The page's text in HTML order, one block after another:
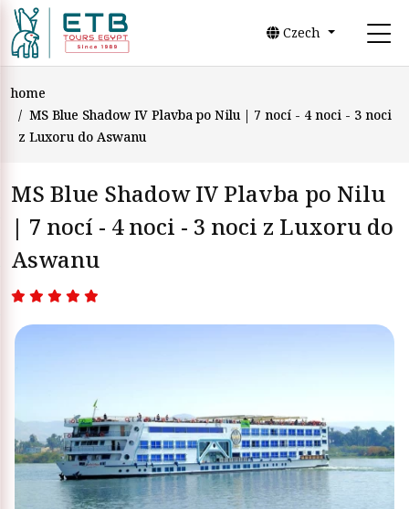
Czech
home
MS Blue Shadow IV Plavba po Nilu | 7 nocí - 4 noci - 3 noci
z Luxoru do Aswanu
MS Blue Shadow IV Plavba po Nilu
| 7 nocí - 4 noci - 3 noci z Luxoru do
Aswanu